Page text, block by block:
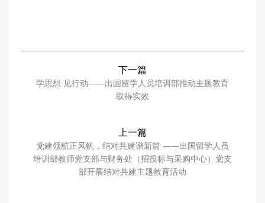
下一篇
学思想 见行动——出国留学人员培训部推动主题教育
取得实效
上一篇
党建领航正风帆，结对共建谱新篇 ——出国留学人员
培训部教师党支部与财务处（招投标与采购中心）党支
部开展结对共建主题教育活动